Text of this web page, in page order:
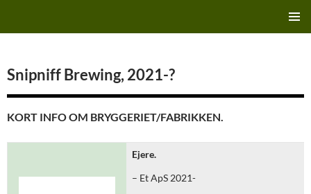
Snipniff Brewing, 2021-?
KORT INFO OM BRYGGERIET/FABRIKKEN.
Ejere.
– Et ApS 2021-